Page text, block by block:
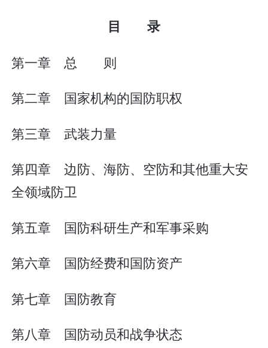
目 录
第一章 总 则
第二章 国家机构的国防职权
第三章 武装力量
第四章 边防、海防、空防和其他重大安
全领域防卫
第五章 国防科研生产和军事采购
第六章 国防经费和国防资产
第七章 国防教育
第八章 国防动员和战争状态